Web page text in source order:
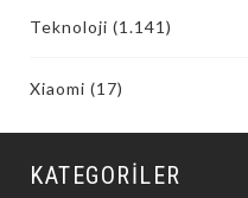
Teknoloji (1.141)
Xiaomi (17)
KATEGORILER